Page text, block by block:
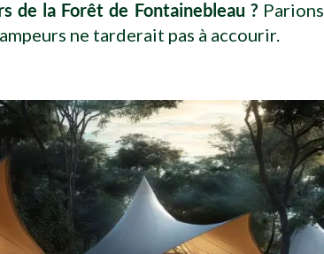
de la Forêt de Fontainebleau ? Parions
ne tarderait pas à accourir.